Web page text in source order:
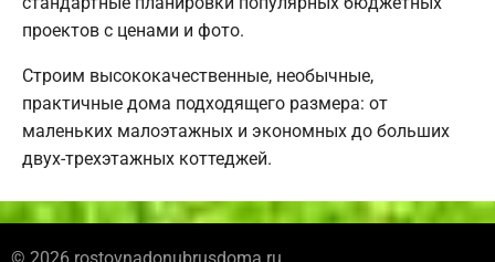
проектов с ценами и фото.
Строим высококачественные, необычные,
практичные дома подходящего размера: от
маленьких малоэтажных и экономных до больших
двух-трехэтажных коттеджей.